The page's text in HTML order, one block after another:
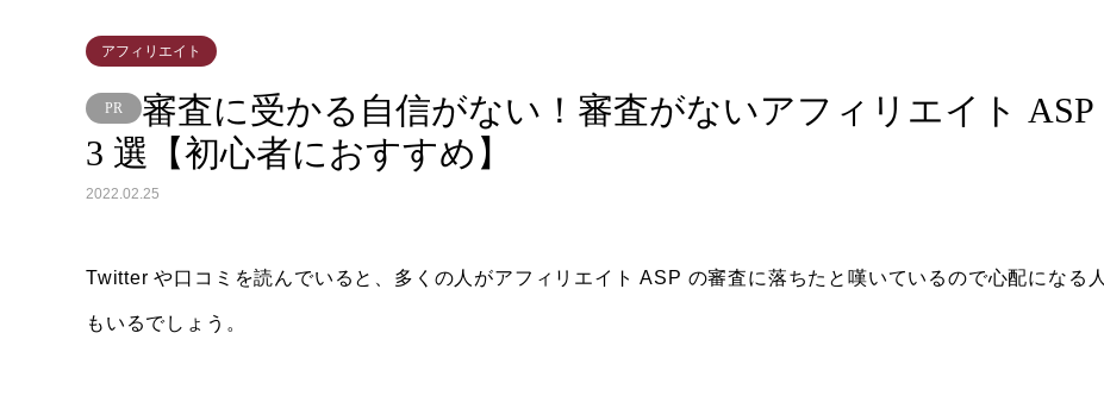
アフィリエイト
審査に受かる自信がない！審査がないアフィリエイト ASP
3 選【初心者におすすめ】
2022.02.25
Twitter や口コミを読んでいると、多くの人がアフィリエイト ASP の審査に落ちたと嘆いているので心配になる人
もいるでしょう。